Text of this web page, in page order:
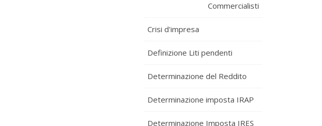
Commercialisti
Crisi d'impresa
Definizione Liti pendenti
Determinazione del Reddito
Determinazione imposta IRAP
Determinazione Imposta IRES